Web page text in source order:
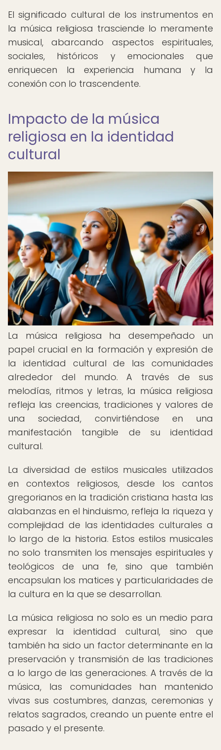
El significado cultural de los instrumentos en
la música religiosa trasciende lo meramente
musical, abarcando aspectos espirituales,
sociales, históricos y emocionales que
enriquecen la experiencia humana y la
conexión con lo trascendente.
Impacto de la música
religiosa en la identidad
cultural
La música religiosa ha desempeñado un
papel crucial en la formación y expresión de
la identidad cultural de las comunidades
alrededor del mundo. A través de sus
melodías, ritmos y letras, la música religiosa
refleja las creencias, tradiciones y valores de
una sociedad, convirtiéndose en una
manifestación tangible de su identidad
cultural.
La diversidad de estilos musicales utilizados
en contextos religiosos, desde los cantos
gregorianos en la tradición cristiana hasta las
alabanzas en el hinduismo, refleja la riqueza y
complejidad de las identidades culturales a
lo largo de la historia. Estos estilos musicales
no solo transmiten los mensajes espirituales y
teológicos de una fe, sino que también
encapsulan los matices y particularidades de
la cultura en la que se desarrollan.
La música religiosa no solo es un medio para
expresar la identidad cultural, sino que
también ha sido un factor determinante en la
preservación y transmisión de las tradiciones
a lo largo de las generaciones. A través de la
música, las comunidades han mantenido
vivas sus costumbres, danzas, ceremonias y
relatos sagrados, creando un puente entre el
pasado y el presente.